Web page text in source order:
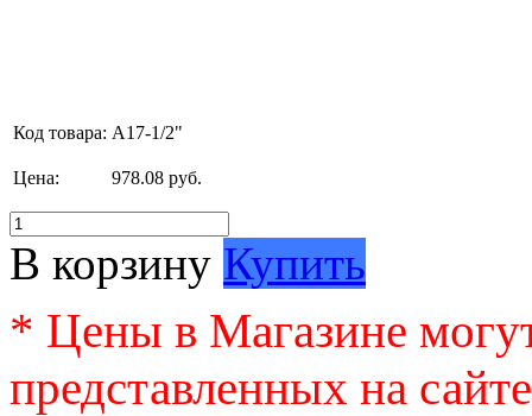
Код товара: A17-1/2"
Цена: 978.08 руб.
В корзину Купить
* Цены в Магазине
представленных на сайте